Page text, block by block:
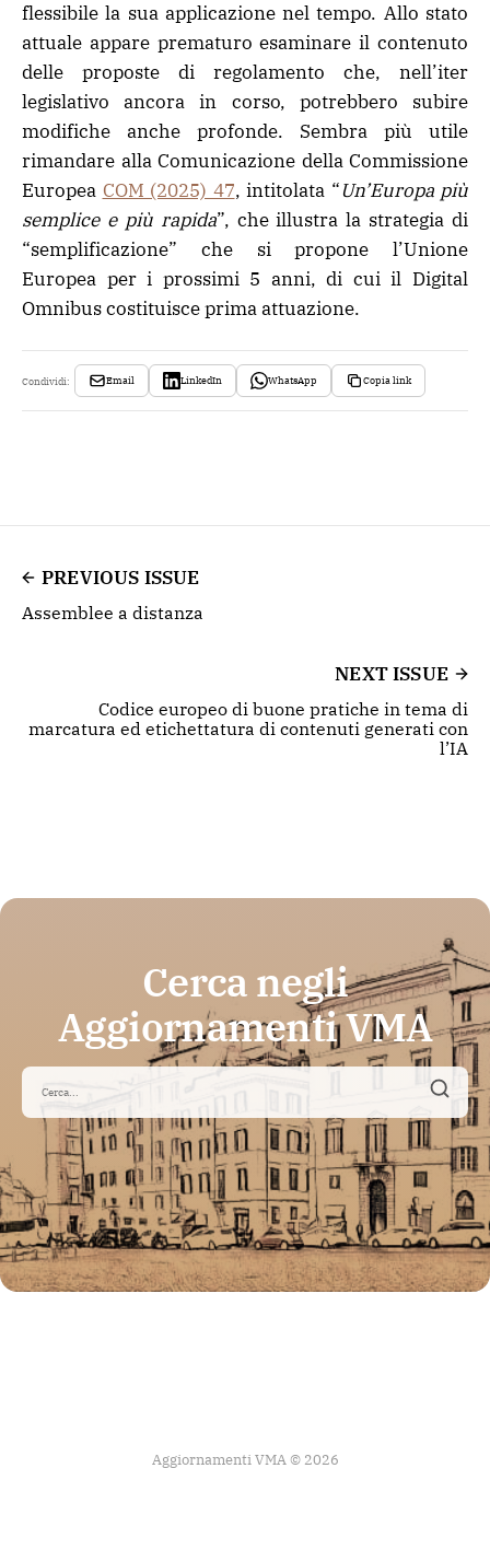
flessibile la sua applicazione nel tempo. Allo stato
attuale appare prematuro esaminare il contenuto
delle proposte di regolamento che, nell’iter
legislativo ancora in corso, potrebbero subire
modifiche anche profonde. Sembra più utile
rimandare alla Comunicazione della Commissione
Europea COM (2025) 47, intitolata “Un’Europa più
semplice e più rapida”, che illustra la strategia di
“semplificazione” che si propone l’Unione
Europea per i prossimi 5 anni, di cui il Digital
Omnibus costituisce prima attuazione.
Condividi: Email LinkedIn WhatsApp Copia link
PREVIOUS ISSUE
Assemblee a distanza
NEXT ISSUE
Codice europeo di buone pratiche in tema di
marcatura ed etichettatura di contenuti generati con
l’IA
Cerca negli
Aggiornamenti VMA
Aggiornamenti VMA © 2026